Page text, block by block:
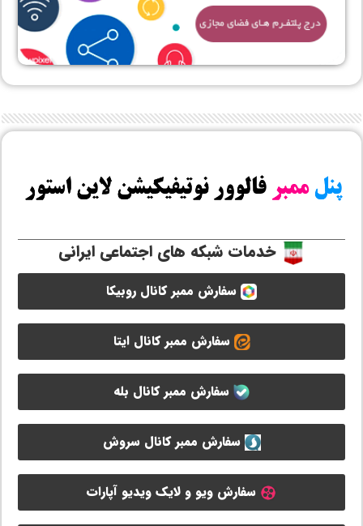
خدمات شبکه های اجتماعی ایرانی
سفارش ممبر کانال روبیکا
سفارش ممبر کانال ایتا
سفارش ممبر کانال بله
سفارش ممبر کانال سروش
سفارش ویو و لایک ویدیو آپارات